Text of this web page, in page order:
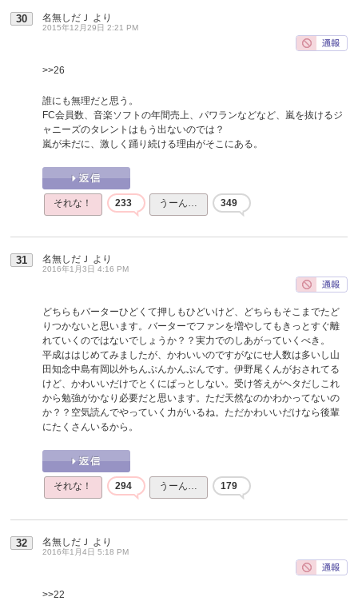
30 名無しだＪ より
2015年12月29日 2:21 PM
>>26
誰にも無理だと思う。
FC会員数、音楽ソフトの年間売上、パワランなどなど、嵐を抜けるジ
ャニーズのタレントはもう出ないのでは？
嵐が未だに、激しく踊り続ける理由がそこにある。
それな！ 233 うーん… 349
31 名無しだＪ より
2016年1月3日 4:16 PM
どちらもバーターひどくて押しもひどいけど、どちらもそこまでたど
りつかないと思います。バーターでファンを増やしてもきっとすぐ離
れていくのではないでしょうか？？実力でのしあがっていくべき。
平成ははじめてみましたが、かわいいのですがなにせ人数は多いし山
田知念中島有岡以外ちんぷんかんぷんです。伊野尾くんがおされてる
けど、かわいいだけでとくにぱっとしない。受け答えがヘタだしこれ
から勉強がかなり必要だと思います。ただ天然なのかわかってないの
か？？空気読んでやっていく力がいるね。ただかわいいだけなら後輩
にたくさんいるから。
それな！ 294 うーん… 179
32 名無しだＪ より
2016年1月4日 5:18 PM
>>22